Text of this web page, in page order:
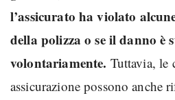
l’assicurato ha violato
della polizza o se il danno è
volontariamente. Tuttavia, le
assicurazione possono anche